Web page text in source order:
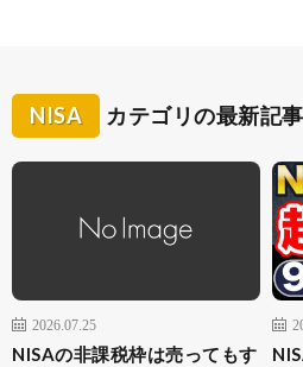
NISA カテゴリの最新記事
2026.07.25
NISAの非課税枠は売ってもす